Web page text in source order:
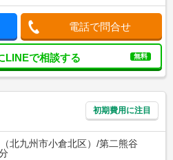
電話で問合せ
LINEで相談する 無料
初期費用に注目
北九州市小倉北区）/第二熊谷